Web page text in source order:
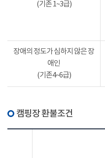
(기존 1~3급)
장애의 정도가 심하지 않은 장
애인
(기존4~6급)
캠핑장 환불조건